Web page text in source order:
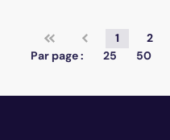
1 2
Par page :
25 50